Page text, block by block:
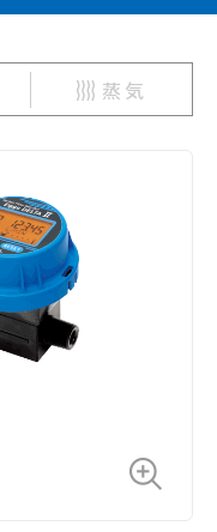
蒸気